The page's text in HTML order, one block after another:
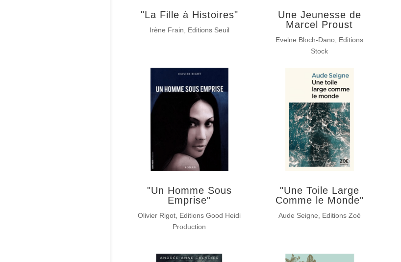
"La Fille à Histoires"
Irène Frain, Editions Seuil
Une Jeunesse de
Marcel Proust
Evelne Bloch-Dano, Editions
Stock
"Un Homme Sous
Emprise"
Olivier Rigot, Editions Good Heidi
Production
"Une Toile Large
Comme le Monde"
Aude Seigne, Editions Zoé